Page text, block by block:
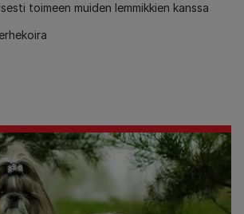
toimeen muiden lemmikkien kanssa